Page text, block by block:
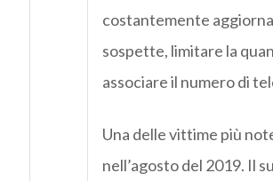
costantemente
sospette, limitare la
associare il numero di
Una delle vittime più
nell’agosto del 2019. Il